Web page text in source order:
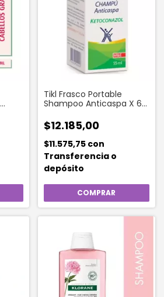
Tikl Frasco Portable
Shampoo Anticaspa X 60
$12.185,00
$11.575,75 con
Transferencia o
depósito